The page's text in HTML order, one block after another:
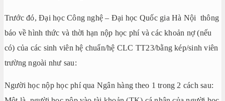
Trước đó, Đại học Công nghệ – Đại học Quốc gia Hà Nội thông
báo về hình thức và thời hạn nộp học phí và các khoản nợ (nếu
có) của các sinh viên hệ chuẩn/hệ CLC TT23/bằng kép/sinh viên
trường ngoài như sau:
Người học nộp học phí qua Ngân hàng theo 1 trong 2 cách sau: